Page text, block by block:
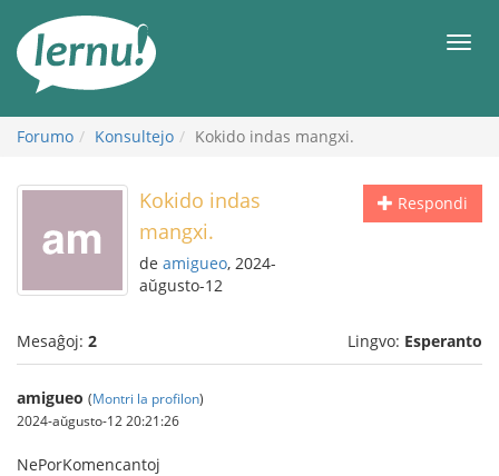
enhavo
Forumo Konsultejo Kokido indas mangxi.
Respondi
Kokido indas
mangxi.
de amigueo, 2024-
aŭgusto-12
Mesaĝoj: 2 Lingvo: Esperanto
amigueo (Montri la profilon)
2024-aŭgusto-12 20:21:26
NePorKomencantoj